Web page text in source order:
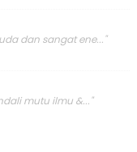
dan sangat ene..."
mutu ilmu &..."